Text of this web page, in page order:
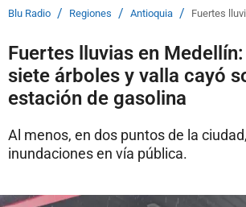
Blu Radio / Regiones / Antioquia / Fuertes
Fuertes lluvias en
siete árboles y valla cayó
estación de gasolina
Al menos, en dos puntos de la
inundaciones en vía pública.